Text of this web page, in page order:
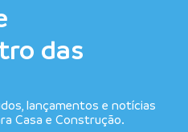
das
lançamentos e notícias
Casa e Construção.